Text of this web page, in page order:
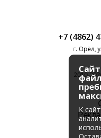
+7 (4862)
г. Орёл,
2010-
К